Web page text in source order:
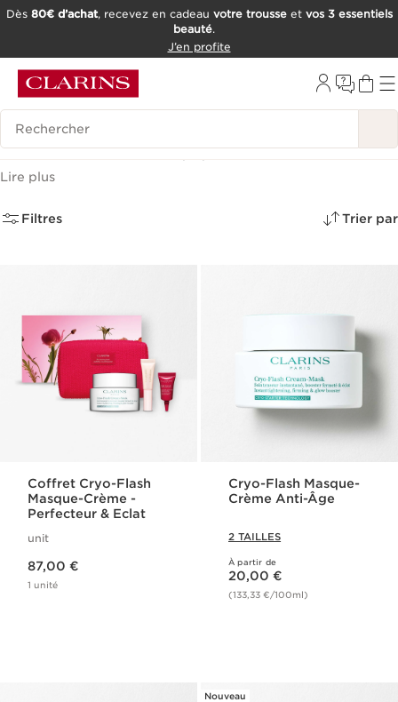
OUTIL D'ACCESSIBILITÉ
Dès 80€ d’achat, recevez en cadeau votre trousseet vos 3 essentiels
beauté.
J’en profite
Historique des recherches
Fraîcheur d'été (51)
Lire plus
Filtres Trier par
Coffret Cryo-Flash
Masque-Crème -
Perfecteur & Eclat
unit
87,00 €
1 unité
Cryo-Flash Masque-
Crème Anti-Âge
2 TAILLES
À partir de
Nouveau prix 20,00 €
20,00 €
(133,33 €/100ml)
Nouveau